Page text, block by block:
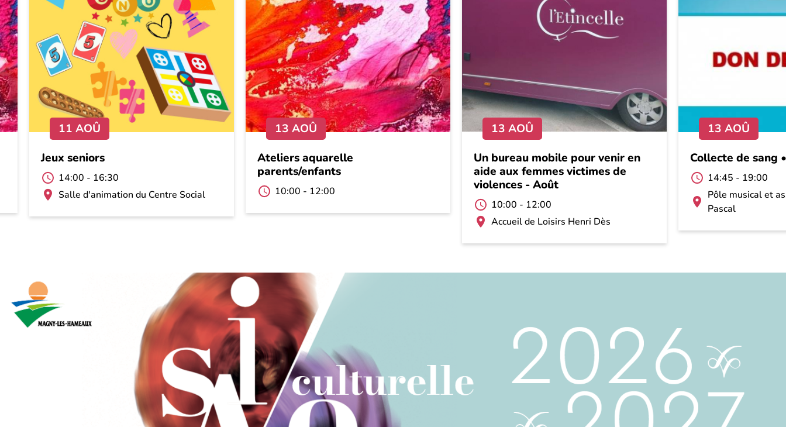
11 AOÛ
Jeux seniors
14:00 - 16:30
Salle d'animation du Centre Social
13 AOÛ
Ateliers aquarelle
parents/enfants
10:00 - 12:00
13 AOÛ
Un bureau mobile pour venir en
aide aux femmes victimes de
violences - Août
10:00 - 12:00
Accueil de Loisirs Henri Dès
13 AOÛ
Collecte de sang
14:45 - 19:00
Pôle musical et
Pascal